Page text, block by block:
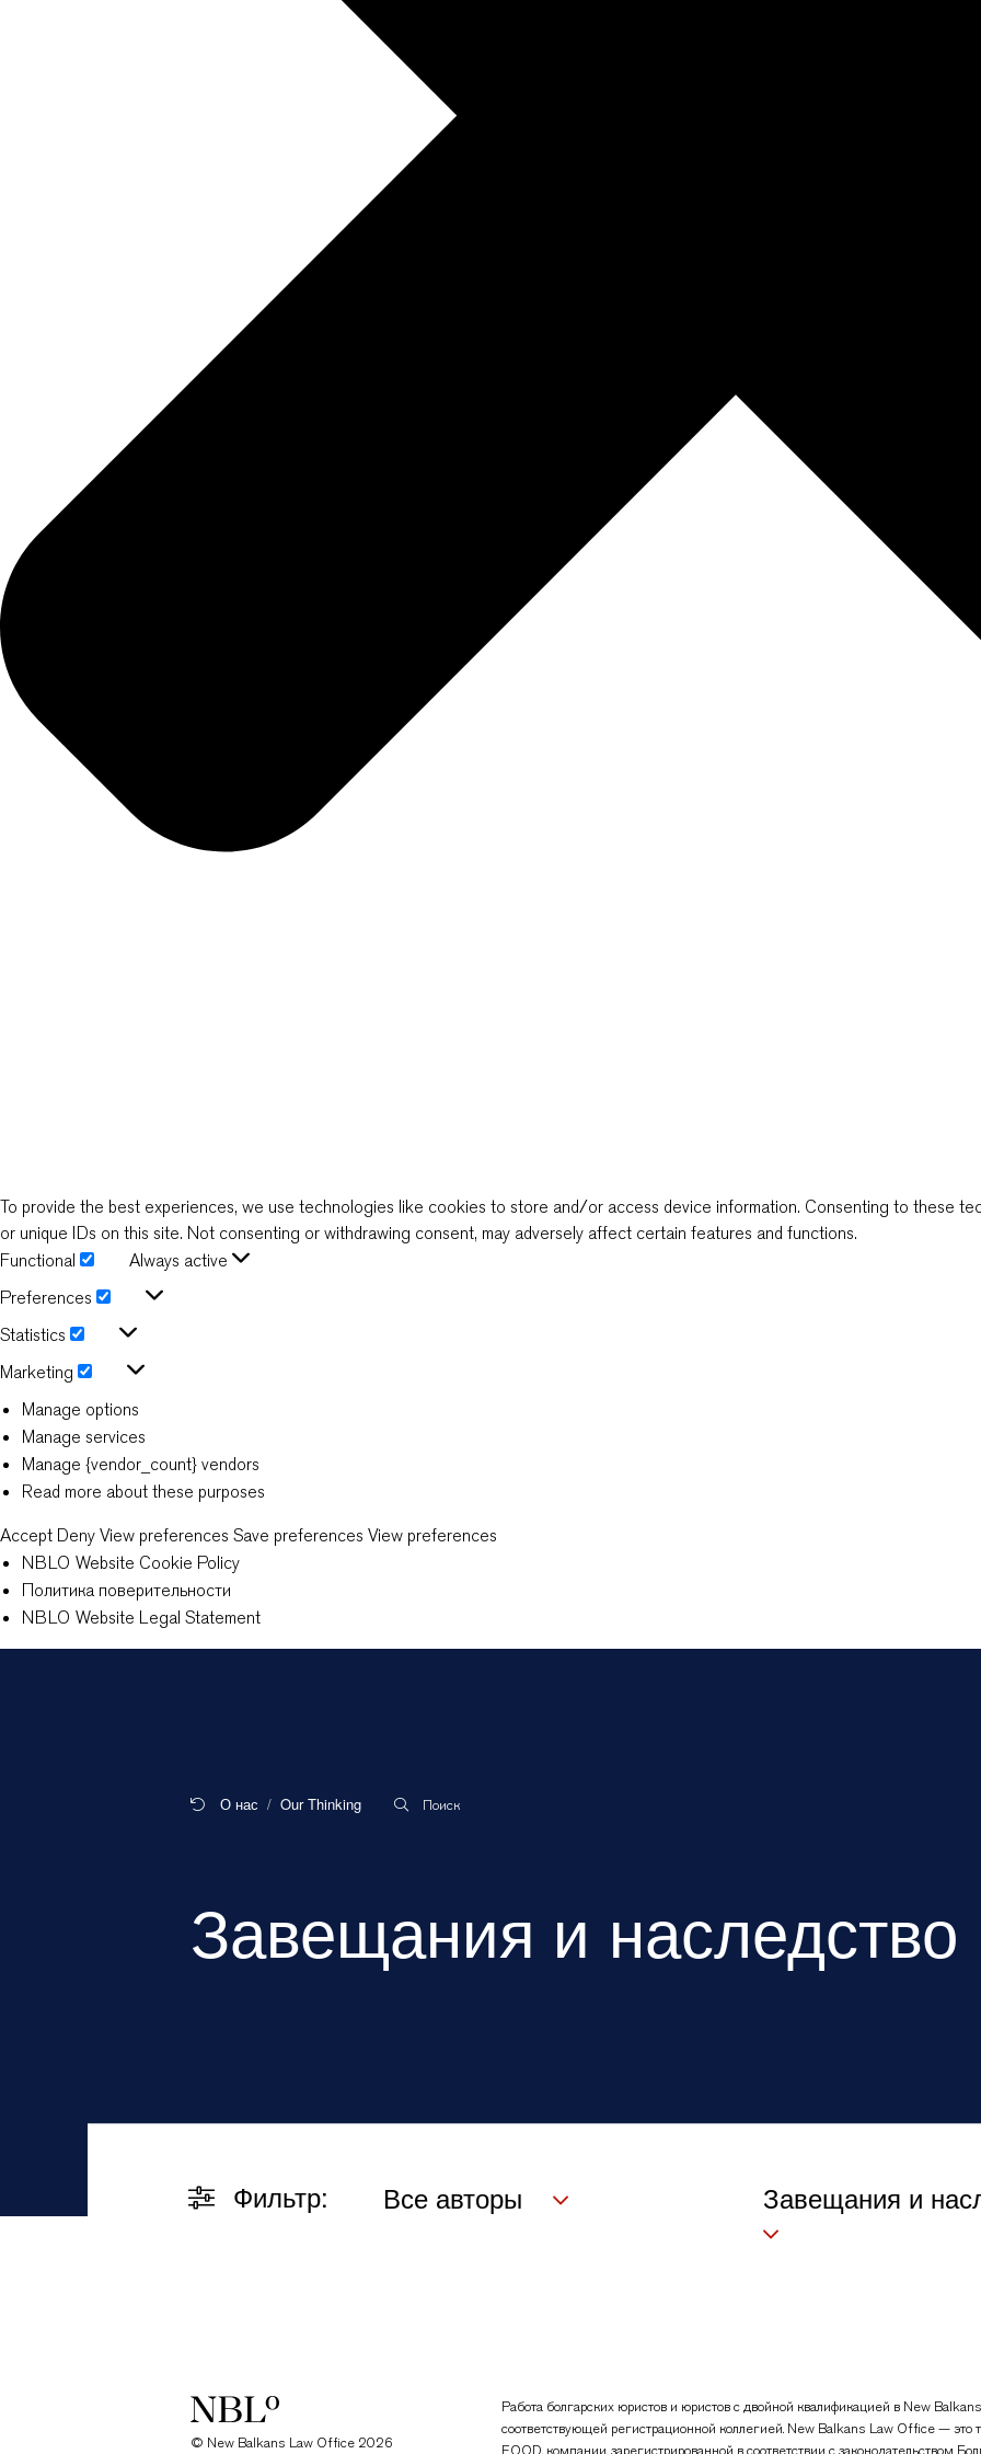
To provide the best experiences, we use technologies like cookies to store and/or access device information. Consenting to these
or unique IDs on this site. Not consenting or withdrawing consent, may adversely affect certain features and functions.
Functional
Always active
Preferences
Statistics
Marketing
Manage options
Manage services
Manage {vendor_count} vendors
Read more about these purposes
Accept DenyView preferences Save preferences View preferences
NBLO Website Cookie Policy
Политика поверительности
NBLO Website Legal Statement
О нас Our Thinking Поиск
Завещания и наследство
Фильтр: Все авторы Завещания и
New Balkans Law Office
© New Balkans Law Office 2026
Работа болгарских юристов и юристов с двойной квалификацией в New
соответствующей регистрационной коллегией. New Balkans Law Office — это
EOOD, компании, зарегистрированной в соответствии с законодательством